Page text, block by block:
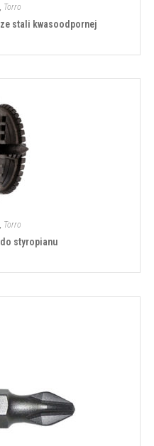
Torro
stali kwasoodpornej
, Torro
styropianu